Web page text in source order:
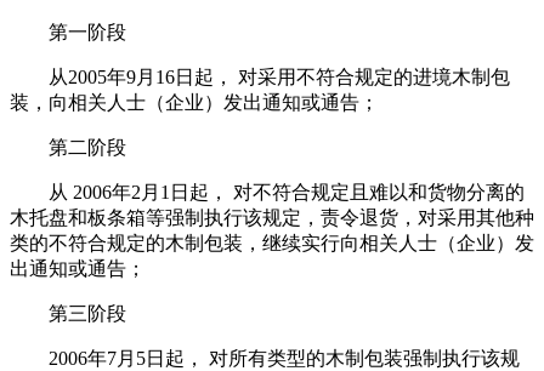
第一阶段
从2005年9月16日起， 对采用不符合规定的进境木制包
装，向相关人士（企业）发出通知或通告；
第二阶段
从 2006年2月1日起， 对不符合规定且难以和货物分离的
木托盘和板条箱等强制执行该规定，责令退货，对采用其他种
类的不符合规定的木制包装，继续实行向相关人士（企业）发
出通知或通告；
第三阶段
2006年7月5日起， 对所有类型的木制包装强制执行该规